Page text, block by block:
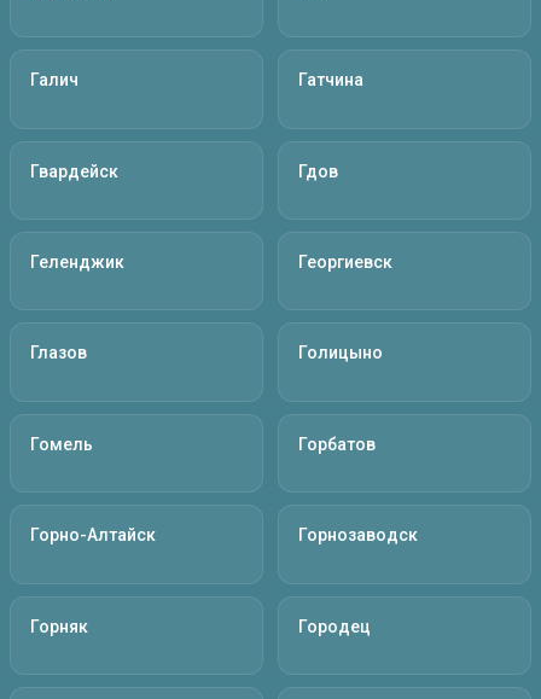
Галич Гатчина
Гвардейск Гдов
Геленджик Георгиевск
Глазов Голицыно
Гомель Горбатов
Горно-Алтайск Горнозаводск
Горняк Городец